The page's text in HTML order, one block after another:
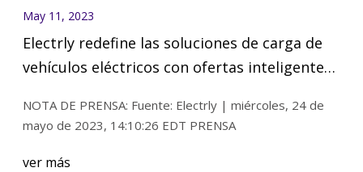
May 11, 2023
Electrly redefine las soluciones de carga de
vehículos eléctricos con ofertas inteligentes
NOTA DE PRENSA: Fuente: Electrly | miércoles, 24 de
mayo de 2023, 14:10:26 EDT PRENSA
ver más